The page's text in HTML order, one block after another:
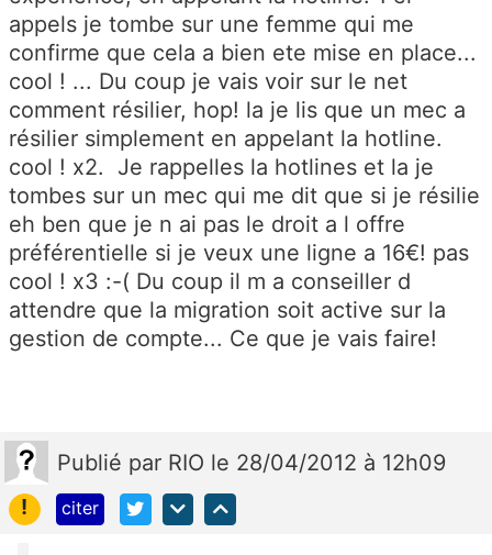
appels je tombe sur une femme qui me
confirme que cela a bien ete mise en place...
cool ! ... Du coup je vais voir sur le net
comment résilier, hop! la je lis que un mec a
résilier simplement en appelant la hotline.
cool ! x2. Je rappelles la hotlines et la je
tombes sur un mec qui me dit que si je résilie
eh ben que je n ai pas le droit a l offre
préférentielle si je veux une ligne a 16€! pas
cool ! x3 :-( Du coup il m a conseiller d
attendre que la migration soit active sur la
gestion de compte... Ce que je vais faire!
Publié par RIO le 28/04/2012 à 12h09
!
citer